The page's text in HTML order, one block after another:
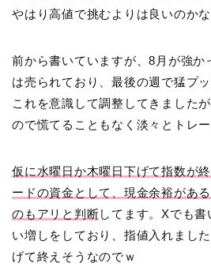
やはり高値で挑むよりは良いのかな
前から書いていますが、8月が強か
は売られており、最後の週で猛プ
これを意識して調整してきました
ので慌てることもなく淡々とトレー
仮に水曜日か木曜日下げて指数が
ードの資金として、現金余裕があ
のもアリと判断してます。Xでも
い増しをしており、指値入れまし
げて終えそうなのでｗ